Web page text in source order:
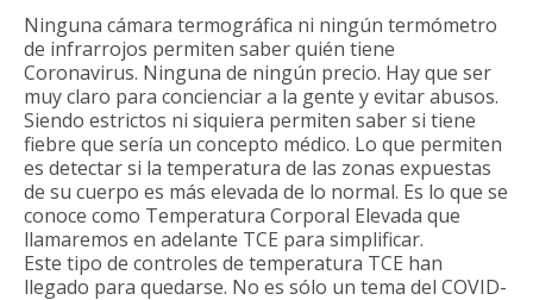
Ninguna cámara termográfica ni ningún termómetro
de infrarrojos permiten saber quién tiene
Coronavirus. Ninguna de ningún precio. Hay que ser
muy claro para concienciar a la gente y evitar abusos.
Siendo estrictos ni siquiera permiten saber si tiene
fiebre que sería un concepto médico. Lo que permiten
es detectar si la temperatura de las zonas expuestas
de su cuerpo es más elevada de lo normal. Es lo que se
conoce como Temperatura Corporal Elevada que
llamaremos en adelante TCE para simplificar.
Este tipo de controles de temperatura TCE han
llegado para quedarse. No es sólo un tema del COVID-